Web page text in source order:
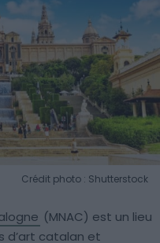
Crédit photo : Shutterstock
(MNAC) est un lieu
d’art catalan et